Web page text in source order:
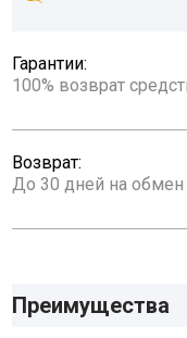
Гарантии:
100% возврат
Возврат:
До 30 дней на обмен
Преимущества